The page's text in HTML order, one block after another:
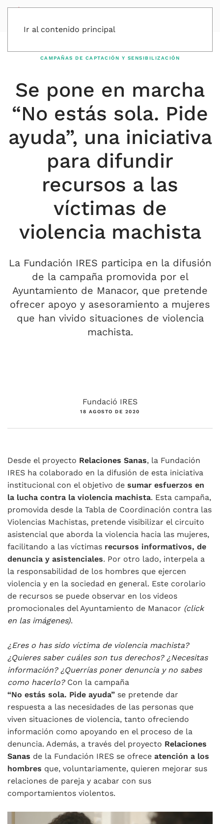
Ir al contenido principal
CAMPAÑAS DE CAPTACIÓN Y SENSIBILIZACIÓN
Se pone en marcha
“No estás sola. Pide
ayuda”, una iniciativa
para difundir
recursos a las
víctimas de
violencia machista
La Fundación IRES participa en la difusión
de la campaña promovida por el
Ayuntamiento de Manacor, que pretende
ofrecer apoyo y asesoramiento a mujeres
que han vivido situaciones de violencia
machista.
Fundació IRES
18 AGOSTO DE 2020
Desde el proyecto Relaciones Sanas, la Fundación
IRES ha colaborado en la difusión de esta iniciativa
institucional con el objetivo de sumar esfuerzos en
la lucha contra la violencia machista. Esta campaña,
promovida desde la Tabla de Coordinación contra las
Violencias Machistas, pretende visibilizar el circuito
asistencial que aborda la violencia hacia las mujeres,
facilitando a las víctimas recursos informativos, de
denuncia y asistenciales. Por otro lado, interpela a
la responsabilidad de los hombres que ejercen
violencia y en la sociedad en general. Este corolario
de recursos se puede observar en los videos
promocionales del Ayuntamiento de Manacor (click
en las imágenes).
¿Eres o has sido víctima de violencia machista?
¿Quieres saber cuáles son tus derechos? ¿Necesitas
información? ¿Querrías poner denuncia y no sabes
como hacerlo?Con la campaña
“No estás sola. Pide ayuda” se pretende dar
respuesta a las necesidades de las personas que
viven situaciones de violencia, tanto ofreciendo
información como apoyando en el proceso de la
denuncia. Además, a través del proyecto Relaciones
Sanas de la Fundación IRES se ofrece atención a los
hombres que, voluntariamente, quieren mejorar sus
relaciones de pareja y acabar con sus
comportamientos violentos.